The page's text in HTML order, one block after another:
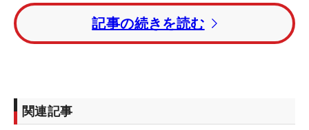
を368.295ptまで伸ばし、ランキングは17位に浮上
した。来季の昇格ラインとなる15位に近づいてい
る。
国）。今季2勝目を挙げ、ポイントランキング1位に
浮上した。
記事の続きを読む
関連記事